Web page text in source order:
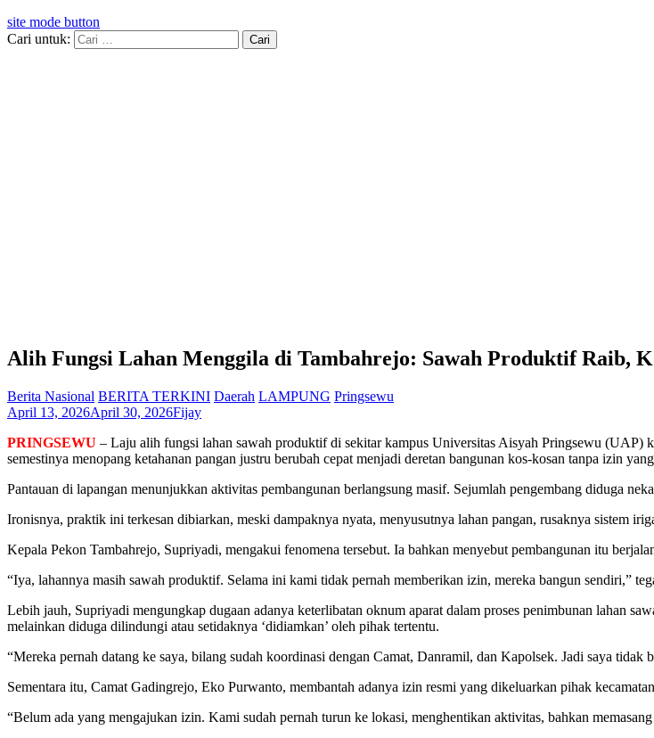
site mode button
Cari untuk:
Alih Fungsi Lahan Menggila di Tambahrejo: Sawah Produktif Raib,
Berita Nasional BERITA TERKINI Daerah LAMPUNG Pringsewu
April 13, 2026April 30, 2026Fijay
PRINGSEWU – Laju alih fungsi lahan sawah produktif di sekitar kampus Universitas Aisyah Pringsewu (UAP)
semestinya menopang ketahanan pangan justru berubah cepat menjadi deretan bangunan kos-kosan tanpa izin
Pantauan di lapangan menunjukkan aktivitas pembangunan berlangsung masif. Sejumlah pengembang diduga
Ironisnya, praktik ini terkesan dibiarkan, meski dampaknya nyata, menyusutnya lahan pangan, rusaknya sistem
Kepala Pekon Tambahrejo, Supriyadi, mengakui fenomena tersebut. Ia bahkan menyebut pembangunan itu
“Iya, lahannya masih sawah produktif. Selama ini kami tidak pernah memberikan izin, mereka bangun sendiri,”
Lebih jauh, Supriyadi mengungkap dugaan adanya keterlibatan oknum aparat dalam proses penimbunan lahan
melainkan diduga dilindungi atau setidaknya ‘didiamkan’ oleh pihak tertentu.
“Mereka pernah datang ke saya, bilang sudah koordinasi dengan Camat, Danramil, dan Kapolsek. Jadi saya tidak
Sementara itu, Camat Gadingrejo, Eko Purwanto, membantah adanya izin resmi yang dikeluarkan pihak
“Belum ada yang mengajukan izin. Kami sudah pernah turun ke lokasi, menghentikan aktivitas, bahkan